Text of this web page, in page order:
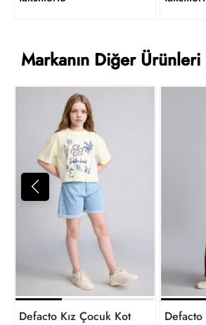
Markanın Diğer Ürünleri
Defacto Kız Çocuk Kot&Kanvas Şort